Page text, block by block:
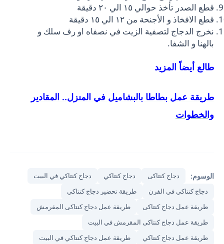
قطع الصدر تأخذ حوالي ١٥ الي ٢٠ دقيقة
قطع الافخاذ و الأجنحة من ١٢ الي ١٥ دقيقة
نخرج الدجاج لتصفية الزيت في نصفاه او رف سلك و
بالهنا و الشفا.
طالع أيضاً المزيد
طريقة عمل بطاطا بالبشاميل في المنزل.. المقادير
والخطوات
الوسوم: دجاج كنتاكى دجاج كنتاكي
دجاج كنتاكي في البيت
دجاج كنتاكي في الفرن
طريقة تحضير دجاج كنتاكي
طريقة عمل دجاج كنتاكى
طريقة عمل دجاج كنتاكى المقرمش
طريقة عمل دجاج كنتاكى المقرمش في البيت
طريقة عمل دجاج كنتاكي
طريقة عمل دجاج كنتاكي في البيت